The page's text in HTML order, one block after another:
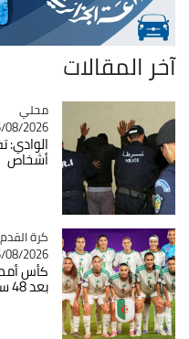
آخر المقالات
Catégorie
محلي
06/08/2026 - 19:21
أشخاص
Catégorie
كرة القدم
06/08/2026 - 19:03
بعد 48 ساعة عن المونديال